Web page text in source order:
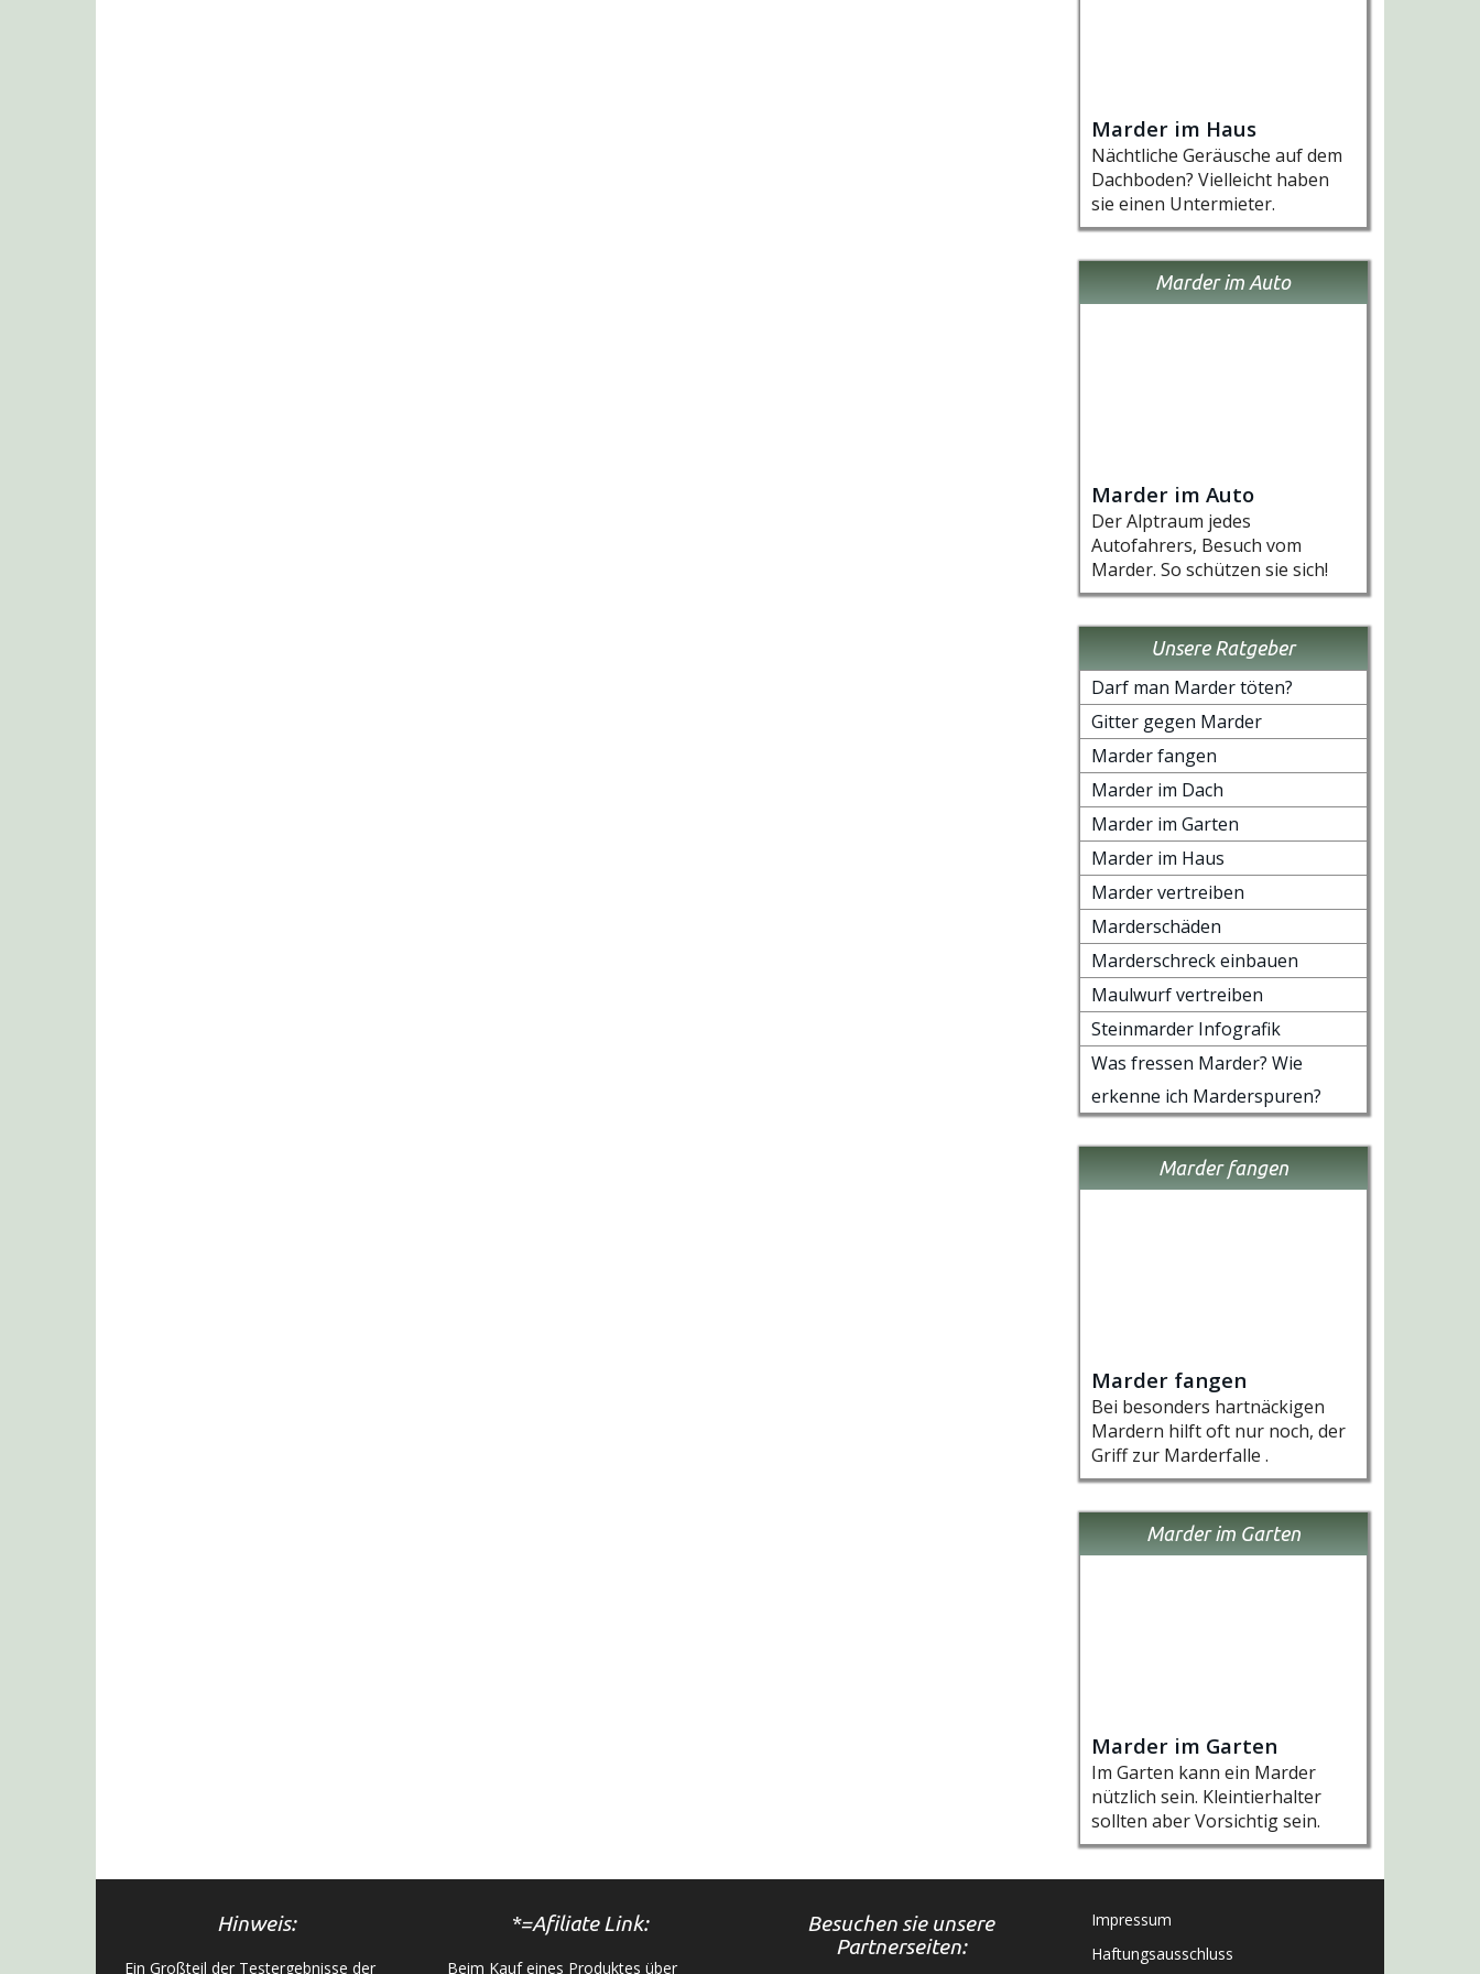
Marder im Haus
Nächtliche Geräusche auf dem
Dachboden? Vielleicht haben
sie einen Untermieter.
Marder im Auto
Marder im Auto
Der Alptraum jedes
Autofahrers, Besuch vom
Marder. So schützen sie sich!
Unsere Ratgeber
Darf man Marder töten?
Gitter gegen Marder
Marder fangen
Marder im Dach
Marder im Garten
Marder im Haus
Marder vertreiben
Marderschäden
Marderschreck einbauen
Maulwurf vertreiben
Steinmarder Infografik
Was fressen Marder? Wie
erkenne ich Marderspuren?
Marder fangen
Marder fangen
Bei besonders hartnäckigen
Mardern hilft oft nur noch, der
Griff zur Marderfalle .
Marder im Garten
Marder im Garten
Im Garten kann ein Marder
nützlich sein. Kleintierhalter
sollten aber Vorsichtig sein.
Hinweis:
Ein Großteil der Testergebnisse der
*=Afiliate Link:
Beim Kauf eines Produktes über
Besuchen sie unsere
Partnerseiten:
Impressum
Haftungsausschluss